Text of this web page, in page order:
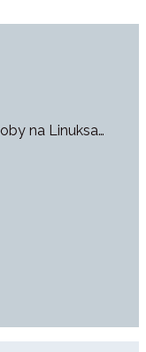
na Linuksa…